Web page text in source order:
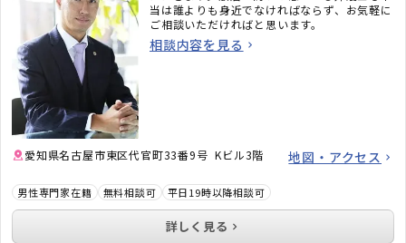
当は誰よりも身近でなければならず、お気軽に
ご相談いただければと思います。
相談内容を見る
愛知県名古屋市東区代官町33番9号 Kビル3階 地図・アクセス
男性専門家在籍 無料相談可 平日19時以降相談可
詳しく見る